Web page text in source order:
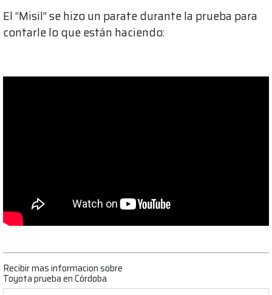
El “Misil” se hizo un parate durante la prueba para
contarle lo que están haciendo:
Recibir mas informacion sobre
Toyota prueba en Córdoba